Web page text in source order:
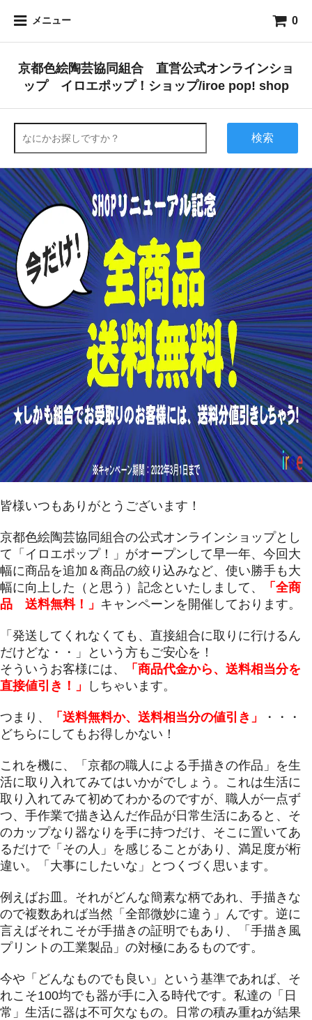
メニュー 0
京都色絵陶芸協同組合 直営公式オンラインショ
ップ イロエポップ！ショップ/iroe pop! shop
検索
皆様いつもありがとうございます！
京都色絵陶芸協同組合の公式オンラインショップとし
て「イロエポップ！」がオープンして早一年、今回大
幅に商品を追加＆商品の絞り込みなど、使い勝手も大
幅に向上した（と思う）記念といたしまして、
「全商
品 送料無料！」 キャンペーンを開催しております。
「発送してくれなくても、直接組合に取りに行けるん
だけどな・・」という方もご安心を！
そういうお客様には、
「商品代金から、送料相当分を
直接値引き！」
しちゃいます。
つまり、 「送料無料か、送料相当分の値引き」
・・・
どちらにしてもお得しかない！
これを機に、「京都の職人による手描きの作品」を生
活に取り入れてみてはいかがでしょう。これは生活に
取り入れてみて初めてわかるのですが、職人が一点ず
つ、手作業で描き込んだ作品が日常生活にあると、そ
のカップなり器なりを手に持つだけ、そこに置いてあ
るだけで「その人」を感じることがあり、満足度が桁
違い。「大事にしたいな」とつくづく思います。
例えばお皿。それがどんな簡素な柄であれ、手描きな
ので複数あれば当然「全部微妙に違う」んです。逆に
言えばそれこそが手描きの証明でもあり、「手描き風
プリントの工業製品」の対極にあるものです。
今や「どんなものでも良い」という基準であれば、そ
れこそ100均でも器が手に入る時代です。私達の「日
常」生活に器は不可欠なもの。日常の積み重ねが結果